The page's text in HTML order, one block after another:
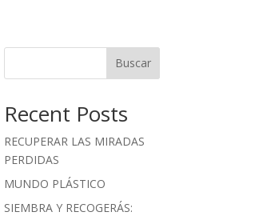
Buscar
Recent Posts
RECUPERAR LAS MIRADAS
PERDIDAS
MUNDO PLÁSTICO
SIEMBRA Y RECOGERÁS: